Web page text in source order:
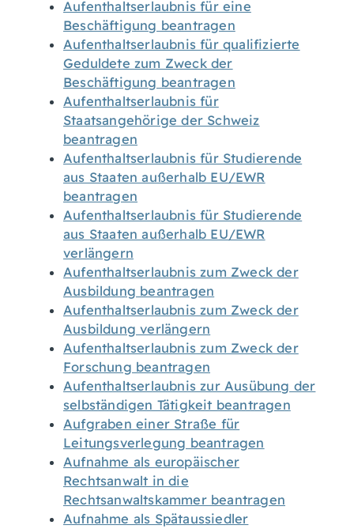
Aufenthaltserlaubnis für eine
Beschäftigung beantragen
Aufenthaltserlaubnis für qualifizierte
Geduldete zum Zweck der
Beschäftigung beantragen
Aufenthaltserlaubnis für
Staatsangehörige der Schweiz
beantragen
Aufenthaltserlaubnis für Studierende
aus Staaten außerhalb EU/EWR
beantragen
Aufenthaltserlaubnis für Studierende
aus Staaten außerhalb EU/EWR
verlängern
Aufenthaltserlaubnis zum Zweck der
Ausbildung beantragen
Aufenthaltserlaubnis zum Zweck der
Ausbildung verlängern
Aufenthaltserlaubnis zum Zweck der
Forschung beantragen
Aufenthaltserlaubnis zur Ausübung der
selbständigen Tätigkeit beantragen
Aufgraben einer Straße für
Leitungsverlegung beantragen
Aufnahme als europäischer
Rechtsanwalt in die
Rechtsanwaltskammer beantragen
Aufnahme als Spätaussiedler